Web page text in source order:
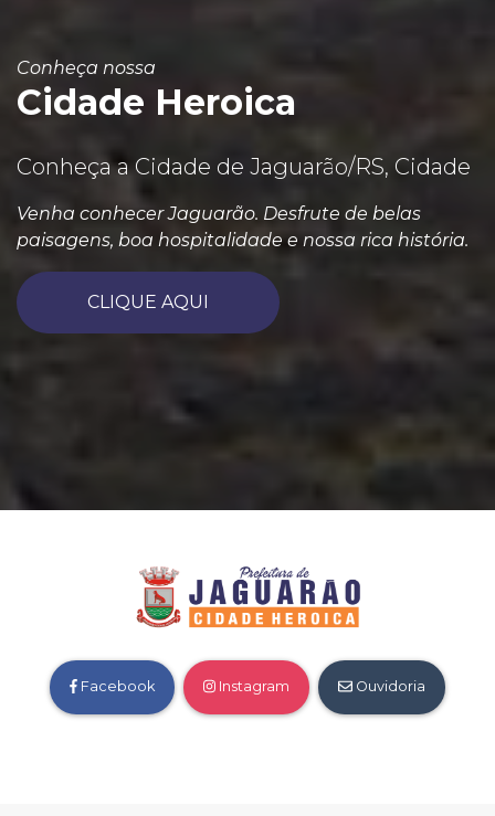
Conheça nossa
Cidade Heroica
Conheça a Cidade de Jaguarão/RS, Cidade
Venha conhecer Jaguarão. Desfrute de belas
paisagens, boa hospitalidade e nossa rica história.
CLIQUE AQUI
Facebook Instagram Ouvidoria